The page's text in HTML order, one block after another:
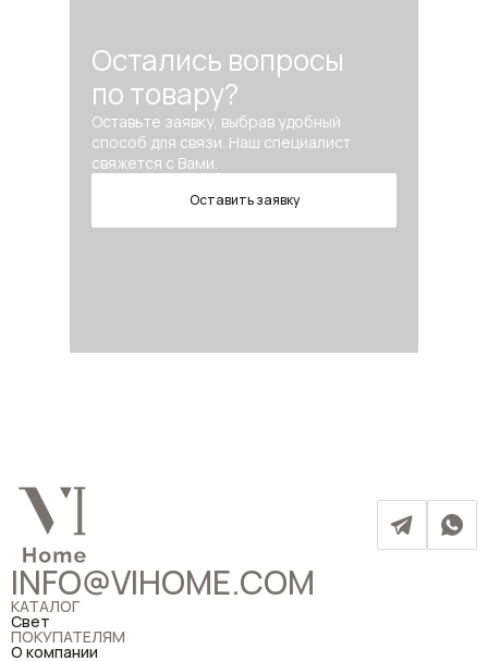
Остались вопросы
по товару?
Оставьте заявку, выбрав удобный
способ для связи. Наш специалист
свяжется с Вами.
Оставить заявку
INFO@VIHOME.COM
КАТАЛОГ
Свет
ПОКУПАТЕЛЯМ
О компании